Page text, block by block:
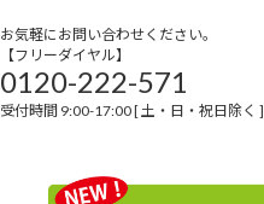
お気軽にお問い合わせください。
【フリーダイヤル】
0120-222-571
受付時間 9:00-17:00 [ 土・日・祝日除く ]